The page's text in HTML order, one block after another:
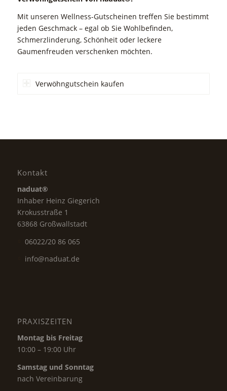
Mit unseren Wellness-Gutscheinen treffen Sie bestimmt
jeden Geschmack – egal ob Sie Wohlbefinden,
Schmerzlinderung, Schönheit oder leckere
Gaumenfreuden verschenken möchten.
Verwöhngutschein kaufen
Kontakt
naduat®
Inhaber Heinz Giegerich
Krokusstraße 1
63868 Großwallstadt
06022/20 86 065
info@naduat.de
PRAXISZEITEN
Montag bis Freitag
10:00 – 19:00 Uhr
Samstag und Sonntag
nach Vereinbarung